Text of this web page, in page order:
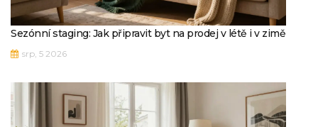
Sezónní staging: Jak připravit byt na prodej v létě i v zimě
srp, 5 2026